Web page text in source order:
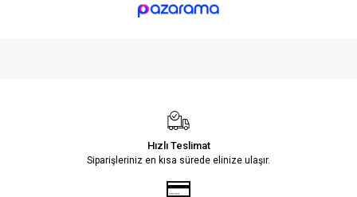
Hızlı Teslimat
Siparişleriniz en kısa sürede elinize ulaşır.